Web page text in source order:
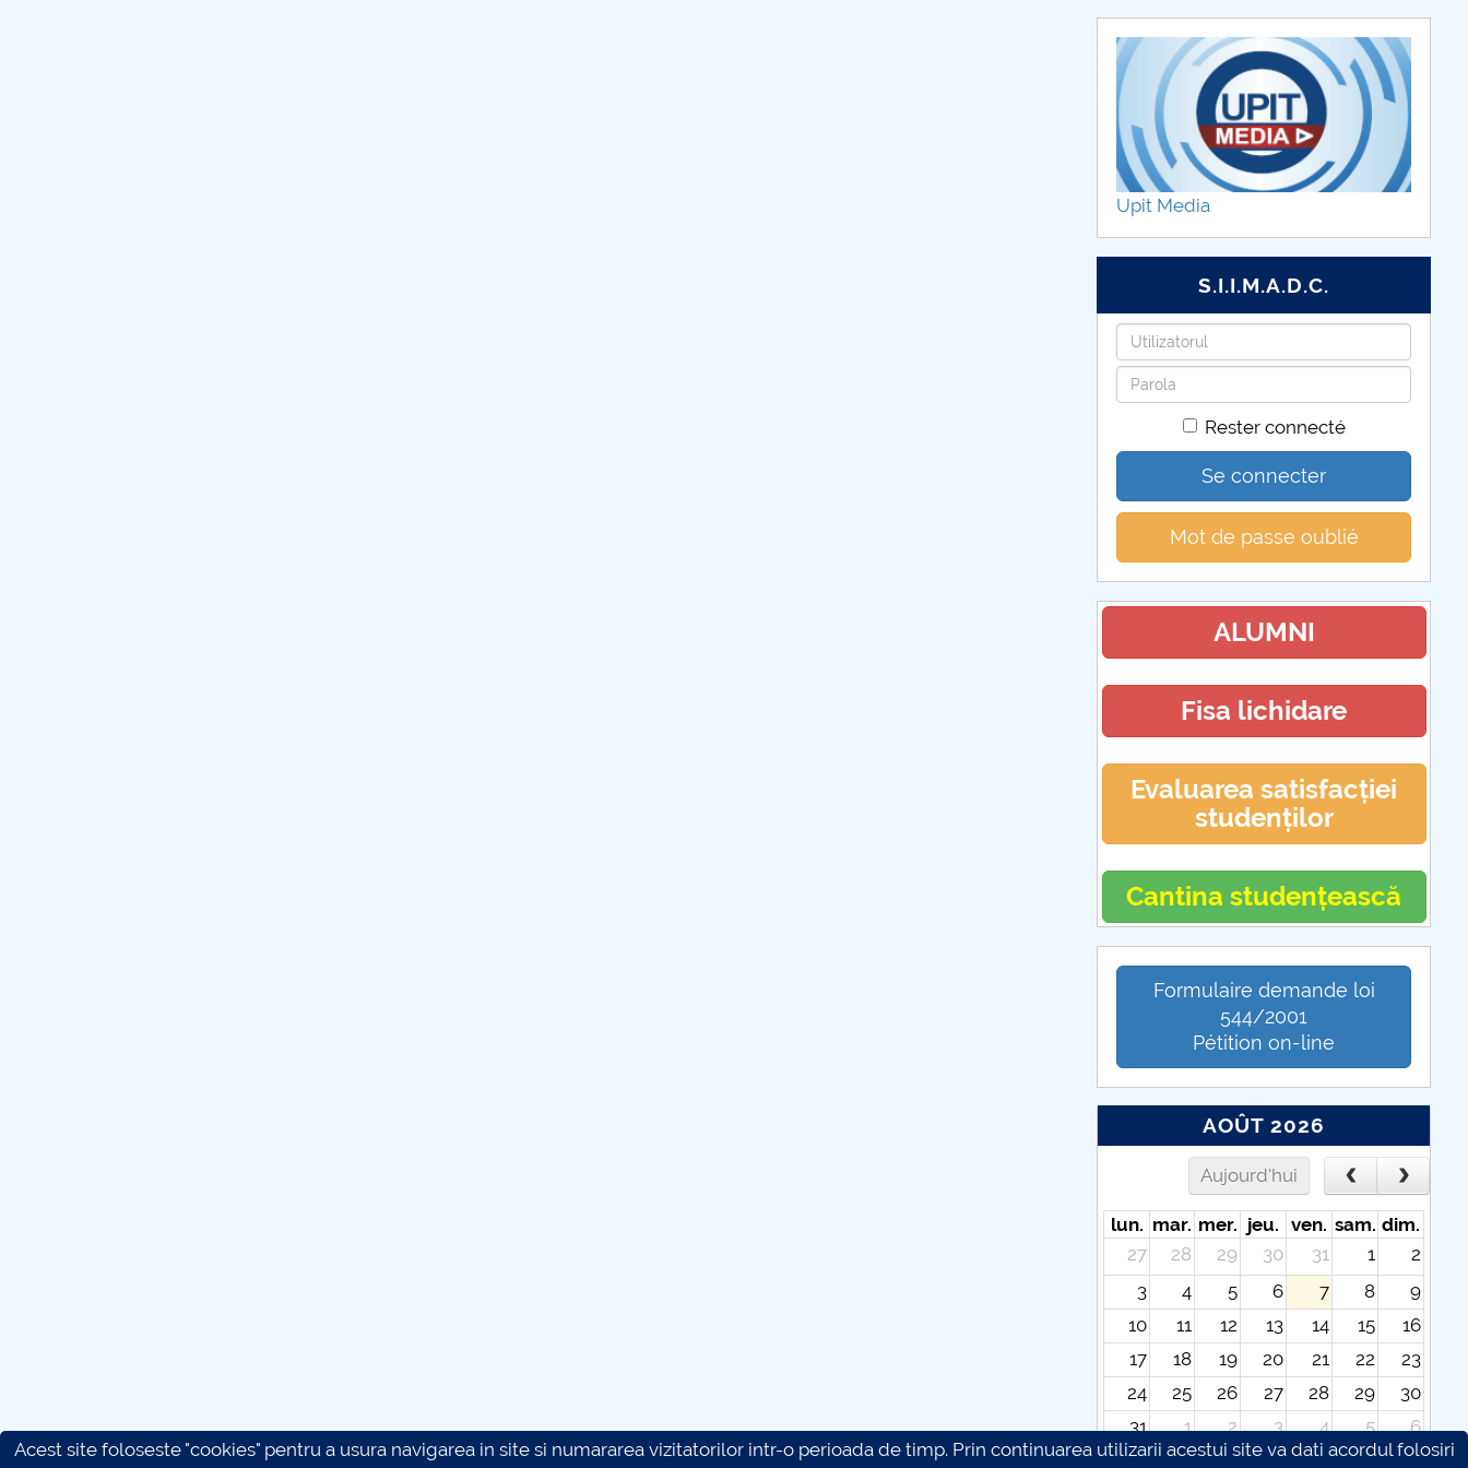
Upit Media
S.I.I.M.A.D.C.
Identifiant
Mot
de
Rester connecté
Se connecter
Mot de passe oublié
ALUMNI
Fisa lichidare
Evaluarea satisfacției
studenților
Cantina studențească
Formulaire demande loi
544/2001
Pétition on-line
AOÛT 2026
Aujourd'hui
lun. mar. mer. jeu. ven. sam. dim.
27
28 29 30 31 1
2
3
4 5 6 7 8
9
10
11 12 13 14 15
16
17
18 19 20 21 22
23
24
25 26 27 28 29
30
31
1 2 3 4 5
6
Acest site foloseste "cookies" pentru a usura navigarea in site si numararea vizitatorilor intr-o perioada de timp. Prin continuarea utilizarii acestui site va dati acordul folosiri